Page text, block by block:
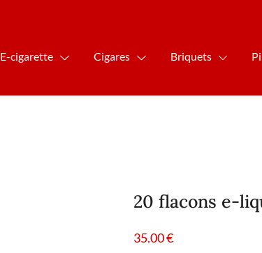
E-cigarette Cigares Briquets
20 flacons e-
35.00€